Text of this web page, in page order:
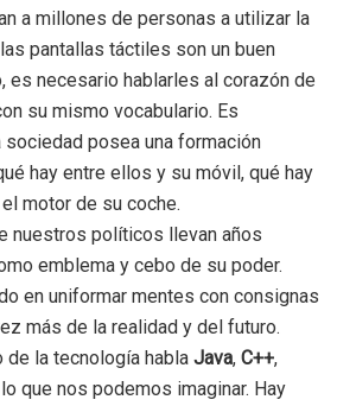
a millones de personas a utilizar la
pantallas táctiles son un buen
es necesario hablarles al corazón de
su mismo vocabulario. Es
posea una formación
hay entre ellos y su móvil, qué hay
motor de su coche.
nuestros políticos llevan años
emblema y cebo de su poder.
en uniformar mentes con consignas
más de la realidad y del futuro.
de la tecnología habla Java, C++,
que nos podemos imaginar. Hay